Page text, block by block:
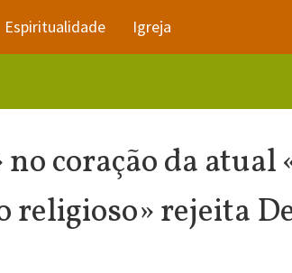
Espiritualidade Igreja
no coração da
rejeita